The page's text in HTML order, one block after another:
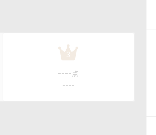
3
---- 点
----